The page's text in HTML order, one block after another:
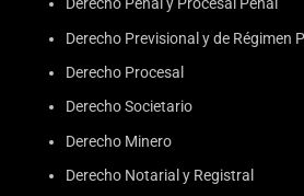
Derecho Penal y Procesal Penal
Derecho Previsional y de Régimen
Derecho Procesal
Derecho Societario
Derecho Minero
Derecho Notarial y Registral